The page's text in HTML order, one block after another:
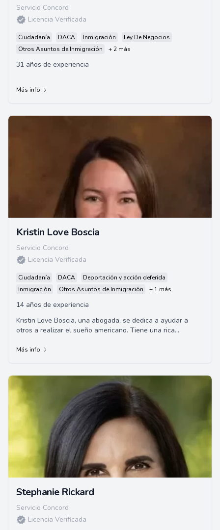
Servicio Concord
Licencia Verificada
Ciudadanía DACA Inmigración
Ley De Negocios
Otros Asuntos de Inmigración
+ 2 más
31 años de experiencia
Más info
Kristin Love Boscia
Servicio Concord
Licencia Verificada
Ciudadanía DACA
Deportación y acción deferida
Inmigración
Otros Asuntos de Inmigración + 1 más
14 años de experiencia
Kristin Love Boscia, una abogada, se dedica a ayudar a
otros a realizar el sueño americano. Tiene una rica
Más info
Stephanie Rickard
Servicio Concord
Licencia Verificada